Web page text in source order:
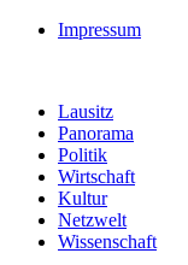
Impressum
Lausitz
Panorama
Politik
Wirtschaft
Kultur
Netzwelt
Wissenschaft